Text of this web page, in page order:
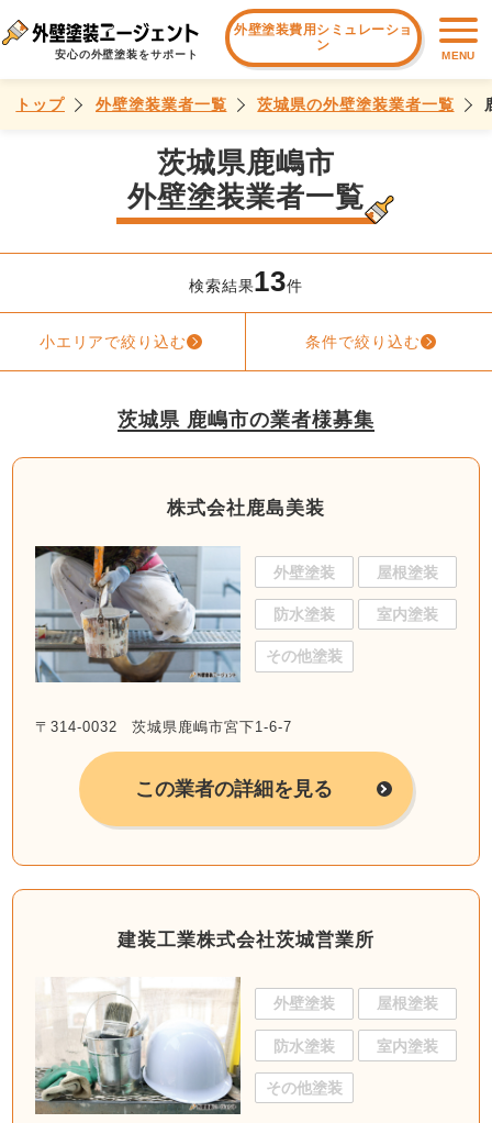
安心の外壁塗装をサポート
外壁塗装費用シミュレーショ
ン
MENU
トップ 外壁塗装業者一覧 茨城県の外壁塗装業者一覧
茨城県鹿嶋市
外壁塗装業者一覧
検索結果13件
小エリアで絞り込む 条件で絞り込む
茨城県 鹿嶋市の業者様募集
株式会社鹿島美装
外壁塗装 屋根塗装
防水塗装 室内塗装
その他塗装
〒314-0032 茨城県鹿嶋市宮下1-6-7
この業者の詳細を見る
建装工業株式会社茨城営業所
外壁塗装 屋根塗装
防水塗装 室内塗装
その他塗装